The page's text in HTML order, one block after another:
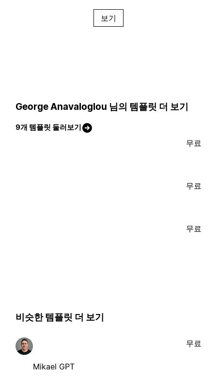
보기
George Anavaloglou 님의 템플릿 더 보기
9개 템플릿 둘러보기
무료
무료
무료
비슷한 템플릿 더 보기
Mikael GPT
무료